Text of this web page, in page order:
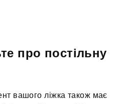
про постільну
вашого ліжка також має